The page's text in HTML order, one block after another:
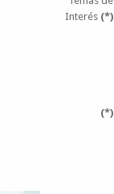
Interés (*)
(*)